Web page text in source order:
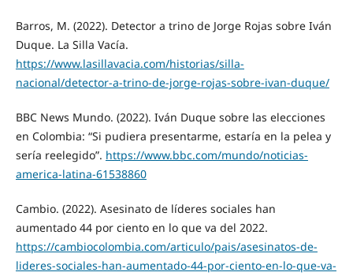
Barros, M. (2022). Detector a trino de Jorge Rojas sobre Iván
Duque. La Silla Vacía.
https://www.lasillavacia.com/historias/silla-
nacional/detector-a-trino-de-jorge-rojas-sobre-ivan-duque/
BBC News Mundo. (2022). Iván Duque sobre las elecciones
en Colombia: “Si pudiera presentarme, estaría en la pelea y
sería reelegido”. https://www.bbc.com/mundo/noticias-
america-latina-61538860
Cambio. (2022). Asesinato de líderes sociales han
aumentado 44 por ciento en lo que va del 2022.
https://cambiocolombia.com/articulo/pais/asesinatos-de-
lideres-sociales-han-aumentado-44-por-ciento-en-lo-que-va-